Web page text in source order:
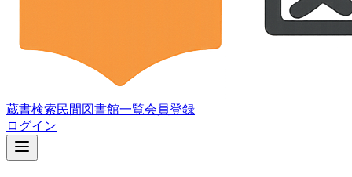
蔵書検索民間図書館一覧会員登録
ログイン